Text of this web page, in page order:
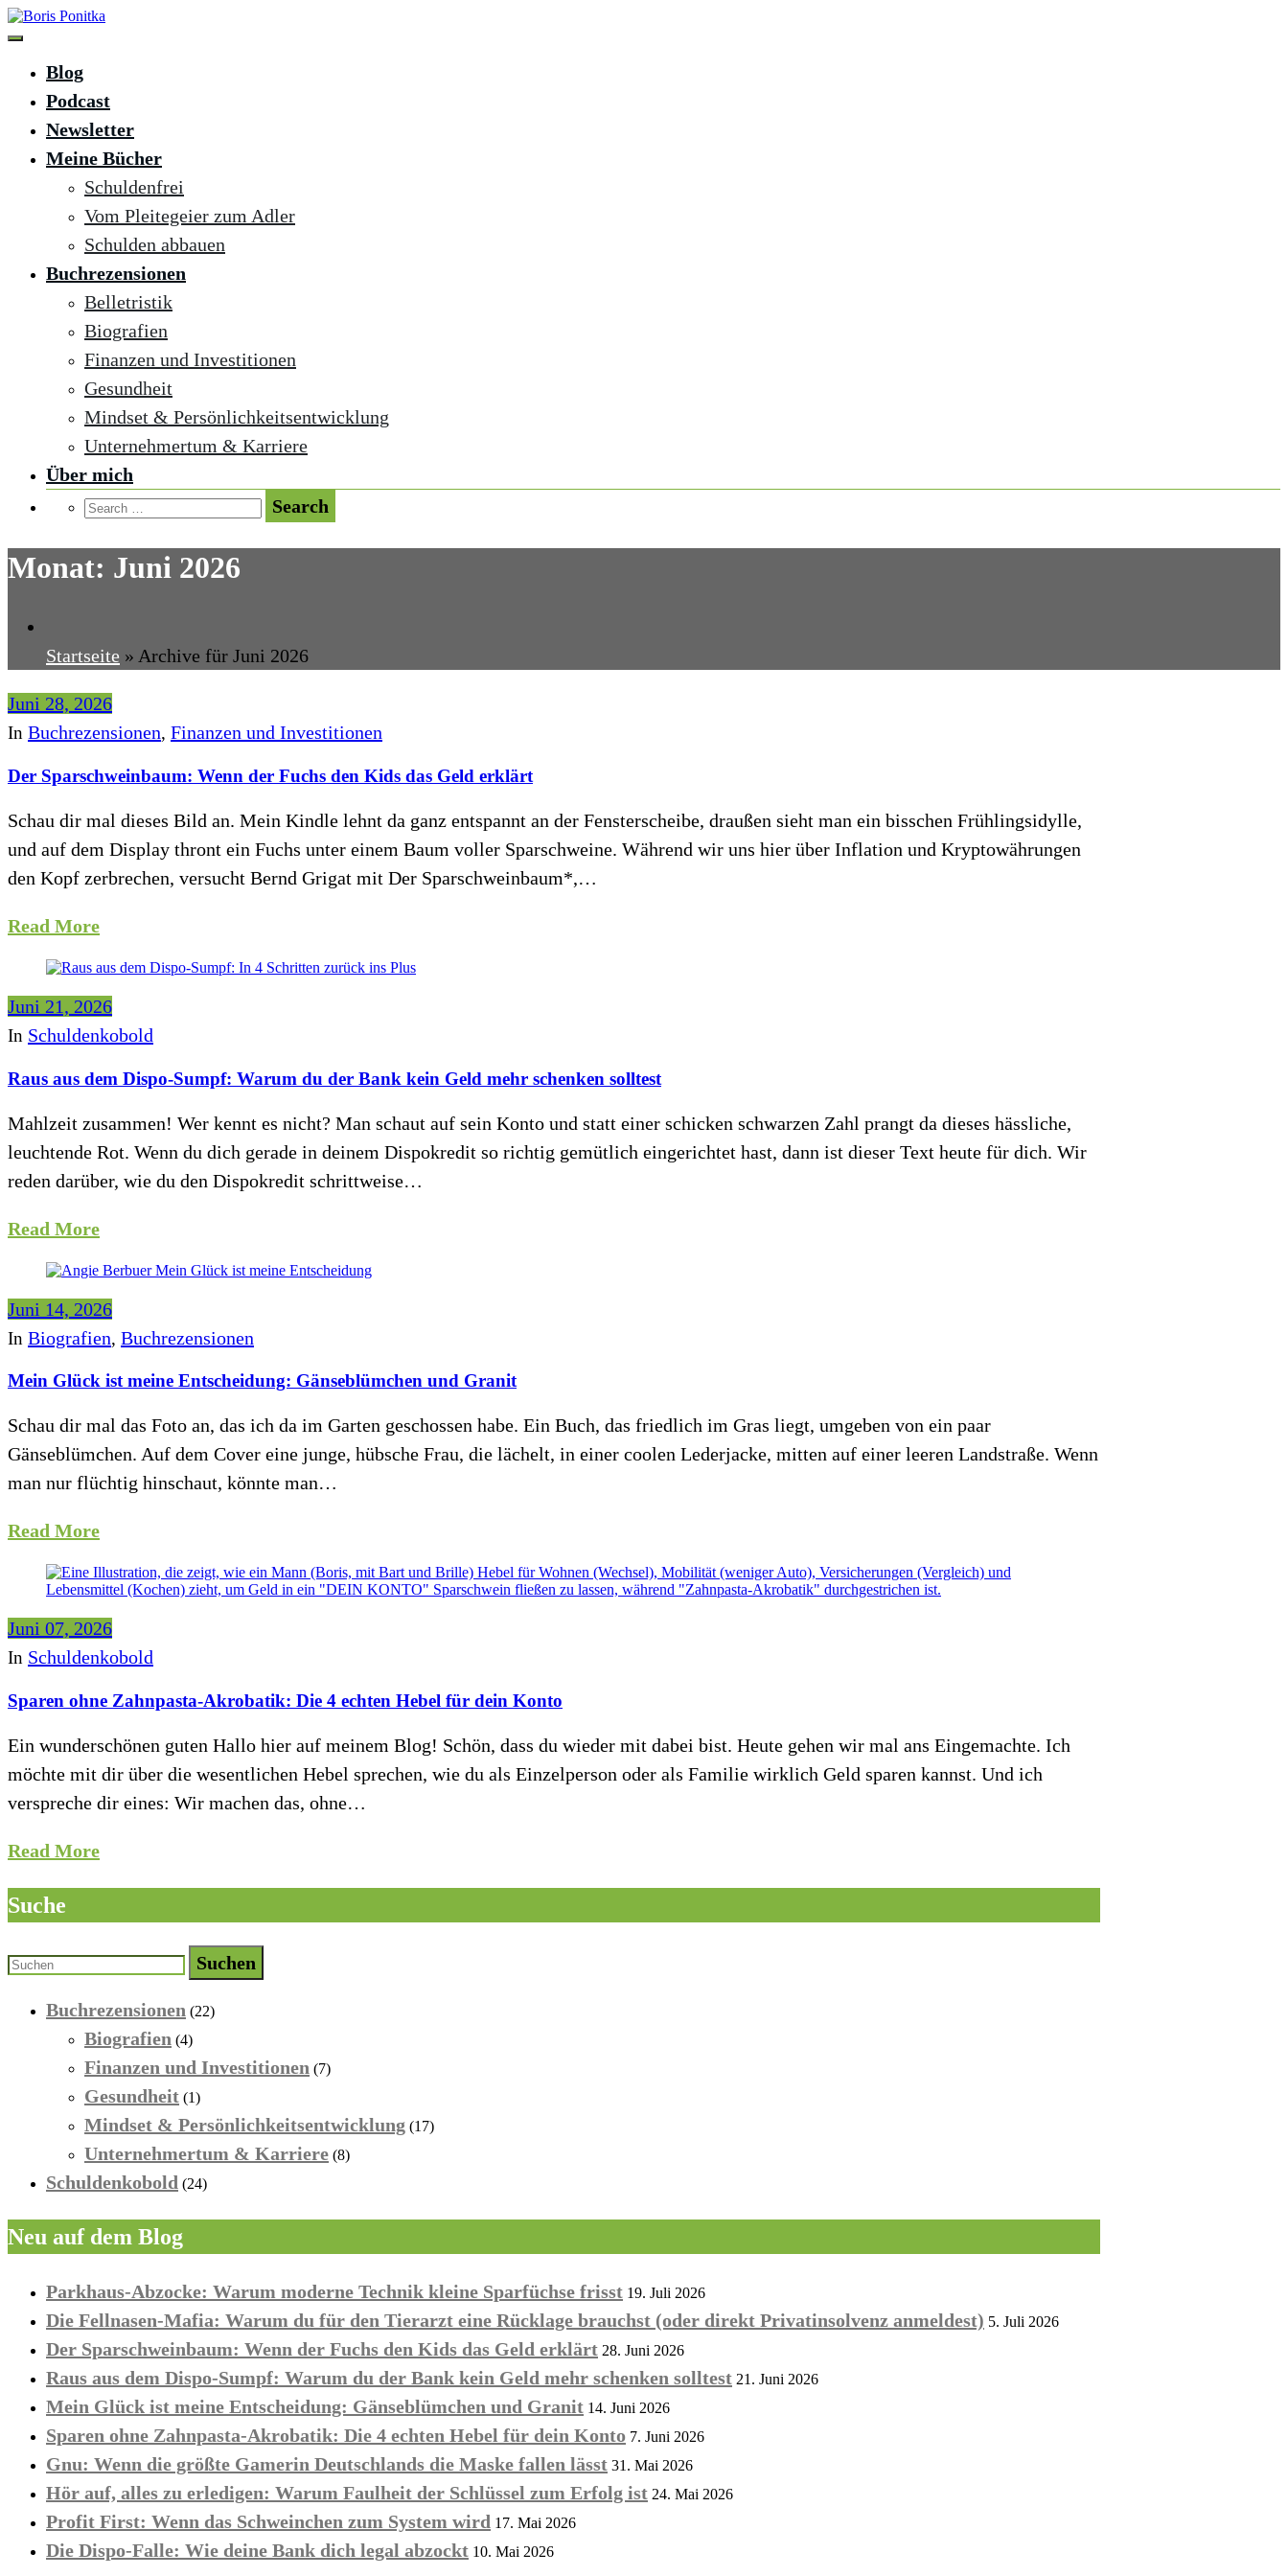
Zum
Inhalt
Blog
Podcast
Newsletter
Meine Bücher
Schuldenfrei
Vom Pleitegeier zum Adler
Schulden abbauen
Buchrezensionen
Belletristik
Biografien
Finanzen und Investitionen
Gesundheit
Mindset & Persönlichkeitsentwicklung
Unternehmertum & Karriere
Über mich
Monat: Juni 2026
Startseite » Archive für Juni 2026
Juni 28, 2026
In Buchrezensionen, Finanzen und Investitionen
Der Sparschweinbaum: Wenn der Fuchs den Kids das Geld erklärt
Schau dir mal dieses Bild an. Mein Kindle lehnt da ganz entspannt an der Fensterscheibe, draußen sieht man ein bisschen Frühlingsidylle,
und auf dem Display thront ein Fuchs unter einem Baum voller Sparschweine. Während wir uns hier über Inflation und Kryptowährungen
den Kopf zerbrechen, versucht Bernd Grigat mit Der Sparschweinbaum*,…
Read More
Juni 21, 2026
In Schuldenkobold
Raus aus dem Dispo-Sumpf: Warum du der Bank kein Geld mehr schenken solltest
Mahlzeit zusammen! Wer kennt es nicht? Man schaut auf sein Konto und statt einer schicken schwarzen Zahl prangt da dieses hässliche,
leuchtende Rot. Wenn du dich gerade in deinem Dispokredit so richtig gemütlich eingerichtet hast, dann ist dieser Text heute für dich. Wir
reden darüber, wie du den Dispokredit schrittweise…
Read More
Juni 14, 2026
In Biografien, Buchrezensionen
Mein Glück ist meine Entscheidung: Gänseblümchen und Granit
Schau dir mal das Foto an, das ich da im Garten geschossen habe. Ein Buch, das friedlich im Gras liegt, umgeben von ein paar
Gänseblümchen. Auf dem Cover eine junge, hübsche Frau, die lächelt, in einer coolen Lederjacke, mitten auf einer leeren Landstraße. Wenn
man nur flüchtig hinschaut, könnte man…
Read More
Juni 07, 2026
In Schuldenkobold
Sparen ohne Zahnpasta-Akrobatik: Die 4 echten Hebel für dein Konto
Ein wunderschönen guten Hallo hier auf meinem Blog! Schön, dass du wieder mit dabei bist. Heute gehen wir mal ans Eingemachte. Ich
möchte mit dir über die wesentlichen Hebel sprechen, wie du als Einzelperson oder als Familie wirklich Geld sparen kannst. Und ich
verspreche dir eines: Wir machen das, ohne…
Read More
Suche
Suchen
Buchrezensionen (22)
Biografien (4)
Finanzen und Investitionen (7)
Gesundheit (1)
Mindset & Persönlichkeitsentwicklung (17)
Unternehmertum & Karriere (8)
Schuldenkobold (24)
Neu auf dem Blog
Parkhaus-Abzocke: Warum moderne Technik kleine Sparfüchse frisst 19. Juli 2026
Die Fellnasen-Mafia: Warum du für den Tierarzt eine Rücklage brauchst (oder direkt Privatinsolvenz anmeldest) 5. Juli 2026
Der Sparschweinbaum: Wenn der Fuchs den Kids das Geld erklärt 28. Juni 2026
Raus aus dem Dispo-Sumpf: Warum du der Bank kein Geld mehr schenken solltest 21. Juni 2026
Mein Glück ist meine Entscheidung: Gänseblümchen und Granit 14. Juni 2026
Sparen ohne Zahnpasta-Akrobatik: Die 4 echten Hebel für dein Konto 7. Juni 2026
Gnu: Wenn die größte Gamerin Deutschlands die Maske fallen lässt 31. Mai 2026
Hör auf, alles zu erledigen: Warum Faulheit der Schlüssel zum Erfolg ist 24. Mai 2026
Profit First: Wenn das Schweinchen zum System wird 17. Mai 2026
Die Dispo-Falle: Wie deine Bank dich legal abzockt 10. Mai 2026